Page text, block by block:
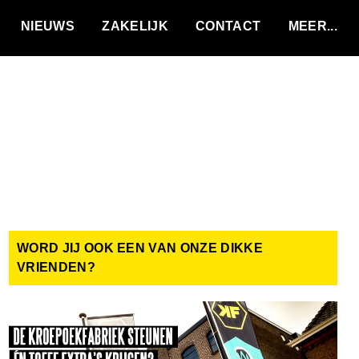
NIEUWS ZAKELIJK CONTACT
WORD JIJ OOK EEN VAN ONZE DIKKE
VRIENDEN?